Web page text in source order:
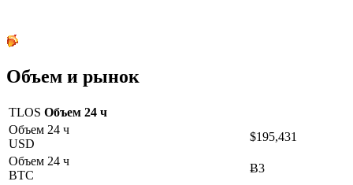
Объем и рынок
TLOS Объем 24 ч
Объем 24 ч
USD
$195,431
Объем 24 ч
BTC
Ƀ3